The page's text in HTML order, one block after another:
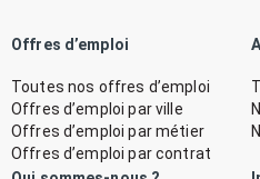
Offres d’emploi
Toutes nos offres d’emploi
Offres d’emploi par ville
Offres d’emploi par métier
Offres d’emploi par contrat